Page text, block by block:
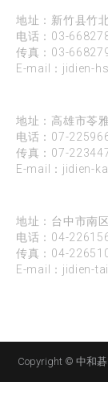
地址：新竹县竹
电话： 03-
传真：03-
E-mail： jidien-
地址：高雄市苓
电话： 07-
传真：07-
E-mail： jidien-
地址：台中市南
电话： 04-
传真：04-
E-mail： jidien-
Copyright © 中和碁